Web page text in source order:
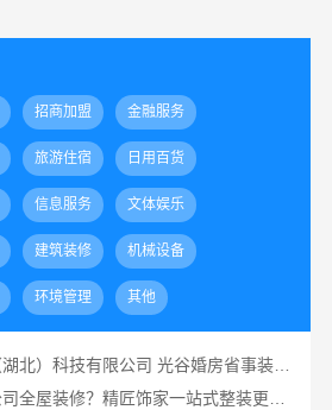
招商加盟 金融服务
旅游住宿 日用百货
信息服务 文体娱乐
建筑装修 机械设备
环境管理 其他
本地快装（湖北）科技有限公司 光谷婚房省事装修环保整装服务